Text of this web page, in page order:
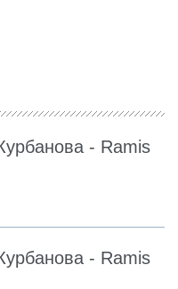
- Ramis
- Ramis